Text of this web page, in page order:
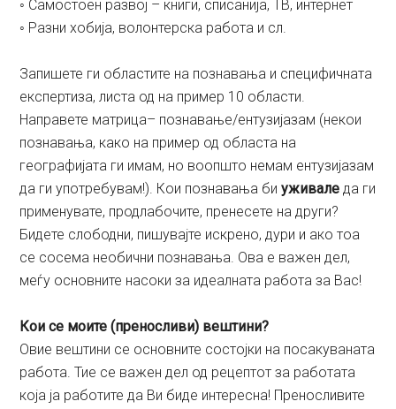
◦ Самостоен развој – книги, списанија, ТВ, интернет
◦ Разни хобија, волонтерска работа и сл.
Запишете ги областите на познавања и специфичната
експертиза, листа од на пример 10 области.
Направете матрица– познавање/ентузијазам (некои
познавања, како на пример од областа на
географијата ги имам, но воопшто немам ентузијазам
да ги употребувам!). Кои познавања биуживале да ги
применувате, продлабочите, пренесете на други?
Бидете слободни, пишувајте искрено, дури и ако тоа
се сосема необични познавања. Ова е важен дел,
меѓу основните насоки за идеалната работа за Вас!
Кои се моите (преносливи) вештини?
Овие вештини се основните состојки на посакуваната
работа. Тие се важен дел од рецептот за работата
која ја работите да Ви биде интересна! Преносливите